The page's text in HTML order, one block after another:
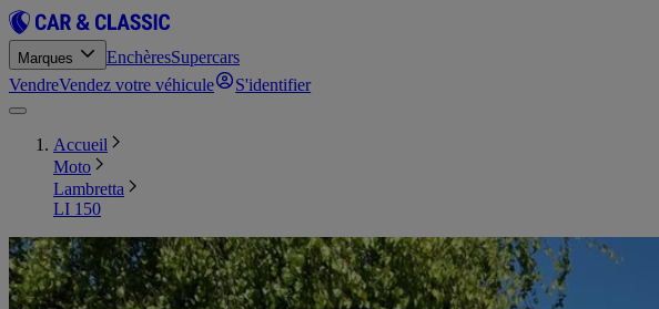
Marques EnchèresSupercars
VendreVendez votre véhicule S'identifier
Accueil
Moto
Lambretta
LI 150